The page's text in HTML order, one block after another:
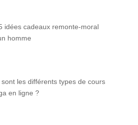
idées cadeaux remonte-moral
homme
sont les différents types de cours
en ligne ?